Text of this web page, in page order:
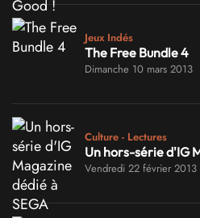
Jeux Indés
The Free Bundle 4
Dimanche 10 mars 2013
Culture - Lectures
Un hors-série d'IG
Vendredi 22 février 2013